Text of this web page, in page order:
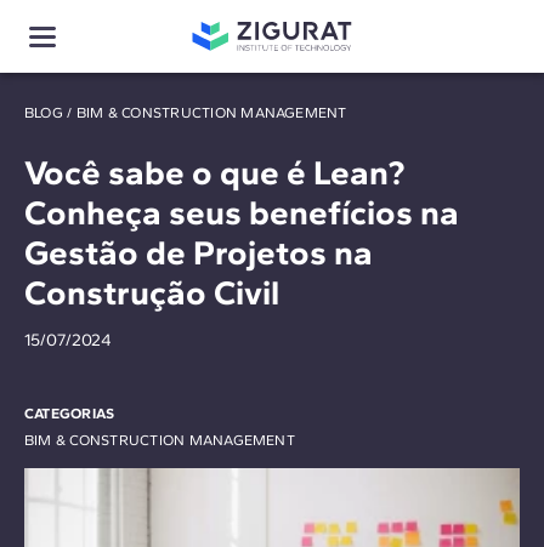
BLOG / BIM & CONSTRUCTION MANAGEMENT
Você sabe o que é Lean?
Conheça seus benefícios na
Gestão de Projetos na
Construção Civil
15/07/2024
CATEGORIAS
BIM & CONSTRUCTION MANAGEMENT